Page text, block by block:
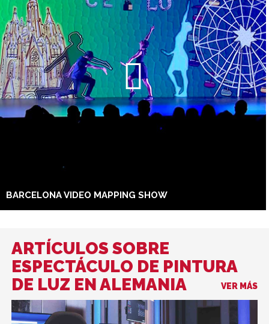
BARCELONA VIDEO MAPPING SHOW
ARTÍCULOS SOBRE
ESPECTÁCULO DE PINTURA
DE LUZ EN ALEMANIA
VER MÁS